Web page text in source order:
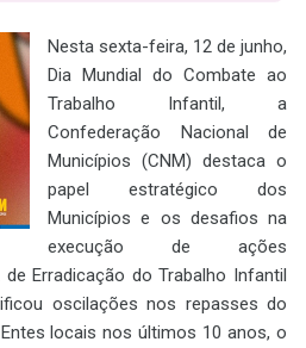
Nesta sexta-feira, 12 de junho,
Dia Mundial do Combate ao
Trabalho Infantil, a
Confederação Nacional de
Municípios (CNM) destaca o
papel estratégico dos
Municípios e os desafios na
execução de ações
Erradicação do Trabalho Infantil
oscilações nos repasses do
locais nos últimos 10 anos, o